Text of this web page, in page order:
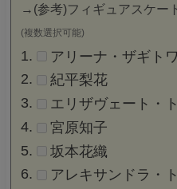
→ (参考)フィギュアスケー
(複数選択可能)
アリーナ・ザギトワ
紀平梨花
エリザヴェート・
宮原知子
坂本花織
アレキサンドラ・